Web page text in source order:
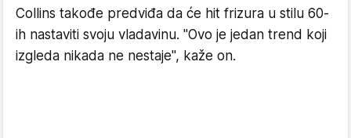
Collins takođe predviđa da će hit frizura u stilu 60-
ih nastaviti svoju vladavinu. "Ovo je jedan trend koji
izgleda nikada ne nestaje", kaže on.